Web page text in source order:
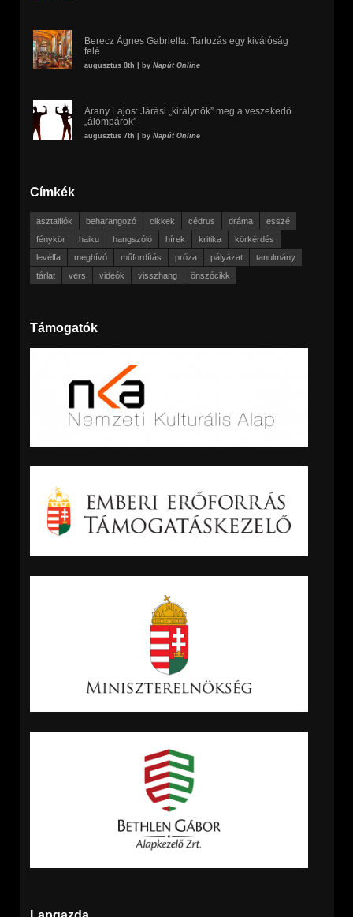
Berecz Ágnes Gabriella: Tartozás egy kiválóság
felé
augusztus 8th | by Napút Online
Arany Lajos: Járási „királynők” meg a veszekedő
„álompárok”
augusztus 7th | by Napút Online
Címkék
asztalfiók beharangozó cikkek cédrus dráma
esszé
fénykör
haiku hangszóló hírek kritika
körkérdés
levélfa
meghívó műfordítás próza pályázat
tanulmány
tárlat
vers videók visszhang önszócikk
Támogatók